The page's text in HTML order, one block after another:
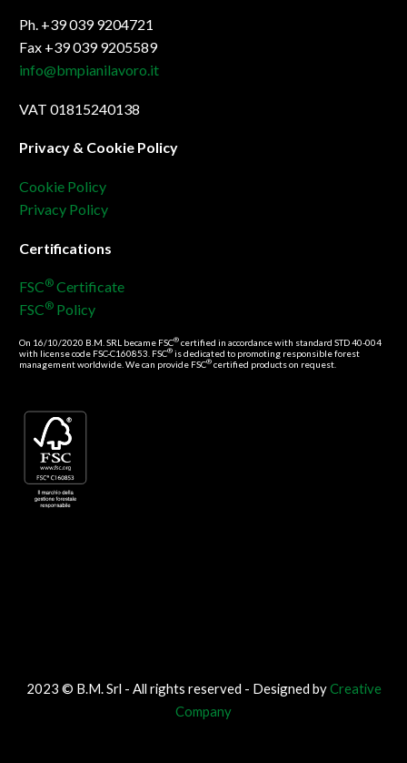
Ph. +39 039 9204721
Fax +39 039 9205589
info@bmpianilavoro.it
VAT 01815240138
Privacy & Cookie Policy
Cookie Policy
Privacy Policy
Certifications
FSC® Certificate
FSC® Policy
On 16/10/2020 B.M. SRL became FSC® certified in accordance with standard STD 40-004
with license code FSC-C160853. FSC® is dedicated to promoting responsible forest
management worldwide. We can provide FSC® certified products on request.
2023 © B.M. Srl - All rights reserved - Designed byCreative
Company